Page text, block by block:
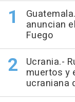
anuncian
Fuego
Ucrania.-
muertos y
ucraniana